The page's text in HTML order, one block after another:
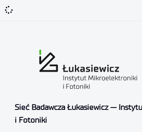
Sieć Badawcza Łukasiewicz —
i Fotoniki